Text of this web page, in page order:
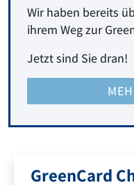
Wir haben bereits
ihrem Weg zur
Jetzt sind Sie dran!
GreenCard